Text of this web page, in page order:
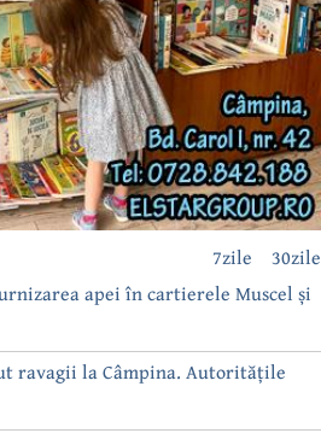
30zile
7zile
apei în cartierele Muscel și
ravagii la Câmpina. Autoritățile